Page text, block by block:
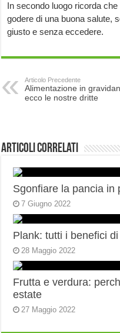
In secondo luogo ricorda che
godere di una buona salute,
giusto e senza eccedere.
Articolo Precedente
Alimentazione in
ecco le nostre dritte
Articoli correlati
Sgonfiare la pancia in
7 Giugno 2022
Plank: tutti i benefici
28 Maggio 2022
Frutta e verdura:
estate
27 Maggio 2022